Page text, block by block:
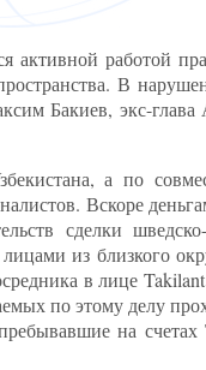
активной работой
В
Бакиев, экс-
а по
Вскоре
сделки
из близкого
в лице
по этому делу
на